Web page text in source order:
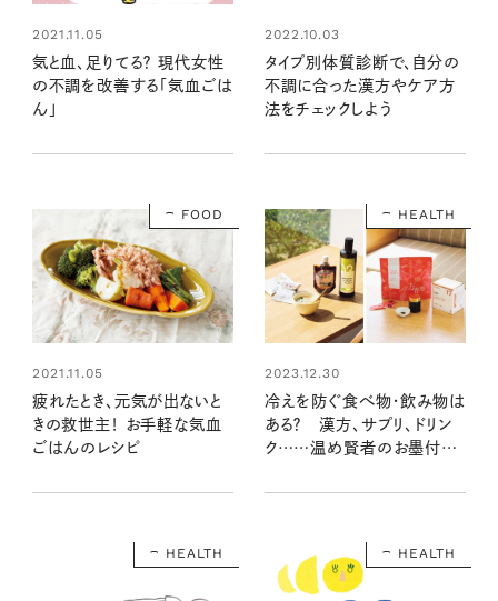
2021.11.05
気と血、足りてる？ 現代女性
の不調を改善する「気血ごは
ん」
2022.10.03
タイプ別体質診断で、自分の
不調に合った漢方やケア方
法をチェックしよう
FOOD
2021.11.05
疲れたとき、元気が出ないと
きの救世主！ お手軽な気血
ごはんのレシピ
HEALTH
2023.12.30
冷えを防ぐ食べ物・飲み物は
ある？ 漢方、サプリ、ドリン
ク……温め賢者のお墨付き
HEALTH HEALTH